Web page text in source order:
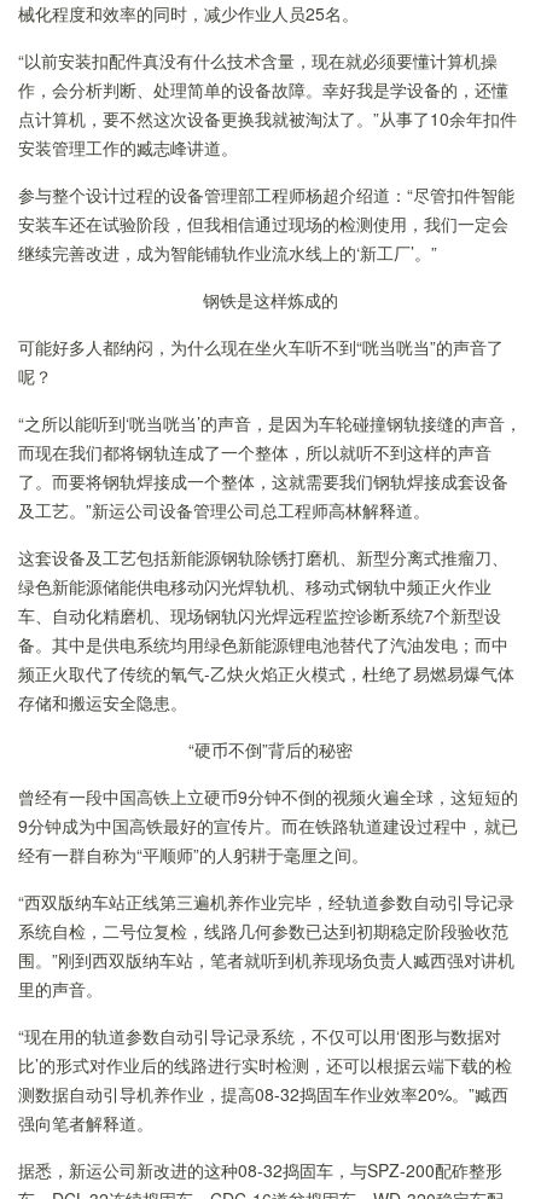
械化程度和效率的同时，减少作业人员25名。
“以前安装扣配件真没有什么技术含量，现在就必须要懂计算机操
作，会分析判断、处理简单的设备故障。幸好我是学设备的，还懂
点计算机，要不然这次设备更换我就被淘汰了。”从事了10余年扣件
安装管理工作的臧志峰讲道。
参与整个设计过程的设备管理部工程师杨超介绍道：“尽管扣件智能
安装车还在试验阶段，但我相信通过现场的检测使用，我们一定会
继续完善改进，成为智能铺轨作业流水线上的‘新工厂’。 ”
钢铁是这样炼成的
可能好多人都纳闷，为什么现在坐火车听不到“咣当咣当”的声音了
呢？
“之所以能听到‘咣当咣当’的声音，是因为车轮碰撞钢轨接缝的声音，
而现在我们都将钢轨连成了一个整体，所以就听不到这样的声音
了。而要将钢轨焊接成一个整体，这就需要我们钢轨焊接成套设备
及工艺。”新运公司设备管理公司总工程师高林解释道。
这套设备及工艺包括新能源钢轨除锈打磨机、新型分离式推瘤刀、
绿色新能源储能供电移动闪光焊轨机、移动式钢轨中频正火作业
车、自动化精磨机、 现场钢轨闪光焊远程监控诊断系统7个新型设
备。其中是供电系统均用绿色新能源锂电池替代了汽油发电；而中
频正火取代了传统的氧气-乙炔火焰正火模式，杜绝了易燃易爆气体
存储和搬运安全隐患。
“硬币不倒”背后的秘密
曾经有一段中国高铁上立硬币9分钟不倒的视频火遍全球，这短短的
9分钟成为中国高铁最好的宣传片。 而在铁路轨道建设过程中，就已
经有一群自称为“平顺师”的人躬耕于毫厘之间。
“西双版纳车站正线第三遍机养作业完毕，经轨道参数自动引导记录
系统自检，二号位复检，线路几何参数已达到初期稳定阶段验收范
围。”刚到西双版纳车站，笔者就听到机养现场负责人臧西强对讲机
里的声音。
“现在用的轨道参数自动引导记录系统，不仅可以用‘图形与数据对
比’的形式对作业后的线路进行实时检测，还可以根据云端下载的检
测数据自动引导机养作业，提高08-32捣固车作业效率20%。”臧西
强向笔者解释道。
据悉，新运公司新改进的这种08-32捣固车，与SPZ-200配砟整形